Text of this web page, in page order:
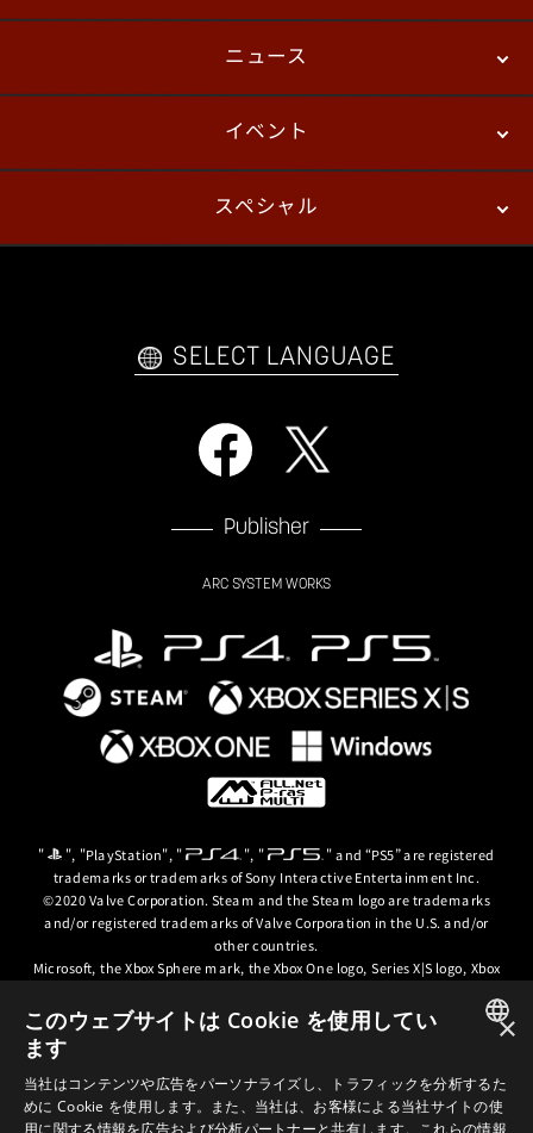
バトル
ニュース
パッチノート
イベント
プレイヤーズ
スペシャル
自己紹介カードメーカー アーケード
SELECT LANGUAGE
Publisher
ARC SYSTEM WORKS
" ", "PlayStation", " ", " " and “PS5” are registered
trademarks or trademarks of Sony Interactive Entertainment Inc.
©2020 Valve Corporation. Steam and the Steam logo are trademarks
and/or registered trademarks of Valve Corporation in the U.S. and/or
other countries.
Microsoft, the Xbox Sphere mark, the Xbox One logo, Series X|S logo, Xbox
trademarks of the Microsoft group of companies.
© ARC SYSTEM WORKS / © 2024 CD PROJEKT S.A. All rights reserved. CD
PROJEKT, the CD PROJEKT logo, Cyberpunk, Cyberpunk 2077, the
Cyberpunk 2077 logo and Cyberpunk: Edgerunners are trademarks and/or
registered trademarks of CD PROJEKT S.A. in the US and/or other
ENGLISH
×
このウェブサイトは Cookie を使用してい
ます
当社はコンテンツや広告をパーソナライズし、トラフィックを分析するた
めに Cookie を使用します。また、当社は、お客様による当社サイトの使
用に関する情報を広告および分析パートナーと共有します。これらの情報